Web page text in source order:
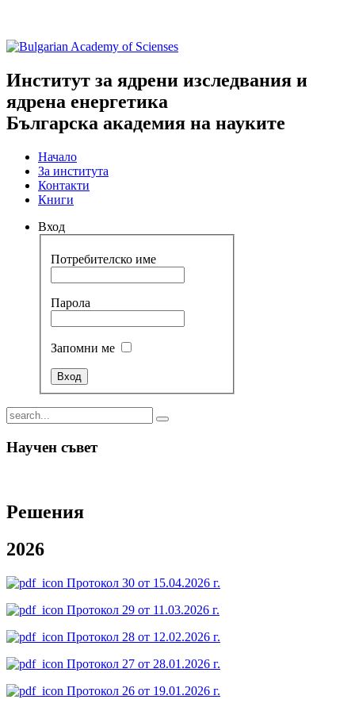
Институт за ядрени изследвания и
ядрена енергетика
Българска академия на науките
Начало
За института
Контакти
Книги
Вход
Потребителско име
Парола
Запомни ме
Научен съвет
Решения
2026
Протокол 30 от 15.04.2026 г.
Протокол 29 от 11.03.2026 г.
Протокол 28 от 12.02.2026 г.
Протокол 27 от 28.01.2026 г.
Протокол 26 от 19.01.2026 г.